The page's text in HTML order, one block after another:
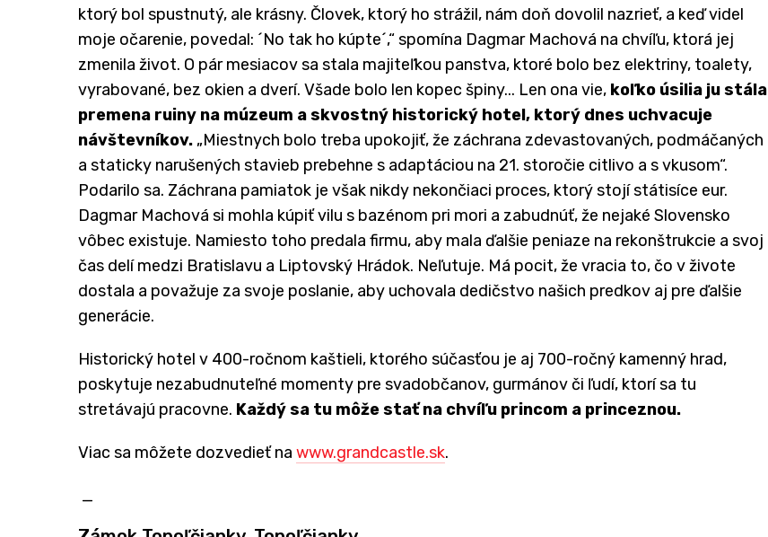
ktorý bol spustnutý, ale krásny. Človek, ktorý ho strážil, nám doň dovolil nazrieť, a keď videl
moje očarenie, povedal: ´No tak ho kúpte´,“ spomína Dagmar Machová na chvíľu, ktorá jej
zmenila život. O pár mesiacov sa stala majiteľkou panstva, ktoré bolo bez elektriny, toalety,
vyrabované, bez okien a dverí. Všade bolo len kopec špiny... Len ona vie, koľko úsilia ju stála
premena ruiny na múzeum a skvostný historický hotel, ktorý dnes uchvacuje
návštevníkov. „Miestnych bolo treba upokojiť, že záchrana zdevastovaných, podmáčaných
a staticky narušených stavieb prebehne s adaptáciou na 21. storočie citlivo a s vkusom“.
Podarilo sa. Záchrana pamiatok je však nikdy nekončiaci proces, ktorý stojí státisíce eur.
Dagmar Machová si mohla kúpiť vilu s bazénom pri mori a zabudnúť, že nejaké Slovensko
vôbec existuje. Namiesto toho predala firmu, aby mala ďalšie peniaze na rekonštrukcie a svoj
čas delí medzi Bratislavu a Liptovský Hrádok. Neľutuje. Má pocit, že vracia to, čo v živote
dostala a považuje za svoje poslanie, aby uchovala dedičstvo našich predkov aj pre ďalšie
generácie.
Historický hotel v 400-ročnom kaštieli, ktorého súčasťou je aj 700-ročný kamenný hrad,
poskytuje nezabudnuteľné momenty pre svadobčanov, gurmánov či ľudí, ktorí sa tu
stretávajú pracovne. Každý sa tu môže stať na chvíľu princom a princeznou.
Viac sa môžete dozvedieť na www.grandcastle.sk.
_